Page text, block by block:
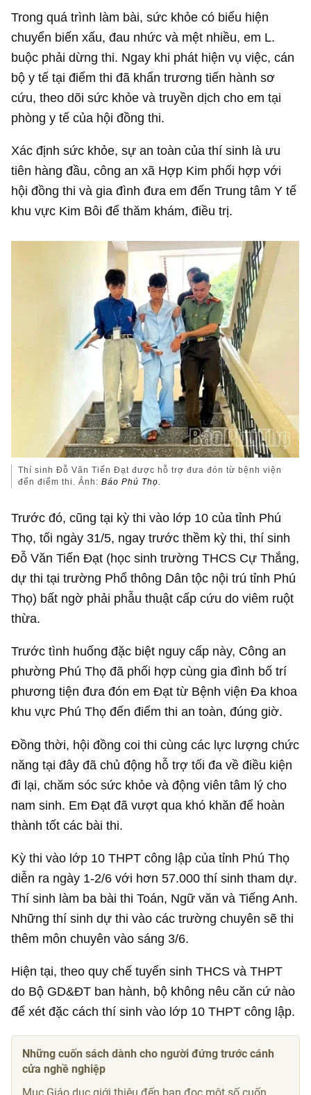
Trong quá trình làm bài, sức khỏe có biểu hiện
chuyển biến xấu, đau nhức và mệt nhiều, em L.
buộc phải dừng thi. Ngay khi phát hiện vụ việc, cán
bộ y tế tại điểm thi đã khẩn trương tiến hành sơ
cứu, theo dõi sức khỏe và truyền dịch cho em tại
phòng y tế của hội đồng thi.
Xác định sức khỏe, sự an toàn của thí sinh là ưu
tiên hàng đầu, công an xã Hợp Kim phối hợp với
hội đồng thi và gia đình đưa em đến Trung tâm Y tế
khu vực Kim Bôi để thăm khám, điều trị.
Thí sinh Đỗ Văn Tiến Đạt được hỗ trợ đưa đón từ bệnh viện
đến điểm thi. Ảnh:Báo Phú Thọ.
Trước đó, cũng tại kỳ thi vào lớp 10 của tỉnh Phú
Thọ, tối ngày 31/5, ngay trước thềm kỳ thi, thí sinh
Đỗ Văn Tiến Đạt (học sinh trường THCS Cự Thắng,
dự thi tại trường Phổ thông Dân tộc nội trú tỉnh Phú
Thọ) bất ngờ phải phẫu thuật cấp cứu do viêm ruột
thừa.
Trước tình huống đặc biệt nguy cấp này, Công an
phường Phú Thọ đã phối hợp cùng gia đình bố trí
phương tiện đưa đón em Đạt từ Bệnh viện Đa khoa
khu vực Phú Thọ đến điểm thi an toàn, đúng giờ.
Đồng thời, hội đồng coi thi cùng các lực lượng chức
năng tại đây đã chủ động hỗ trợ tối đa về điều kiện
đi lại, chăm sóc sức khỏe và động viên tâm lý cho
nam sinh. Em Đạt đã vượt qua khó khăn để hoàn
thành tốt các bài thi.
Kỳ thi vào lớp 10 THPT công lập của tỉnh Phú Thọ
diễn ra ngày 1-2/6 với hơn 57.000 thí sinh tham dự.
Thí sinh làm ba bài thi Toán, Ngữ văn và Tiếng Anh.
Những thí sinh dự thi vào các trường chuyên sẽ thi
thêm môn chuyên vào sáng 3/6.
Hiện tại, theo quy chế tuyển sinh THCS và THPT
do Bộ GD&ĐT ban hành, bộ không nêu căn cứ nào
để xét đặc cách thí sinh vào lớp 10 THPT công lập.
Những cuốn sách dành cho người đứng trước cánh
cửa nghề nghiệp